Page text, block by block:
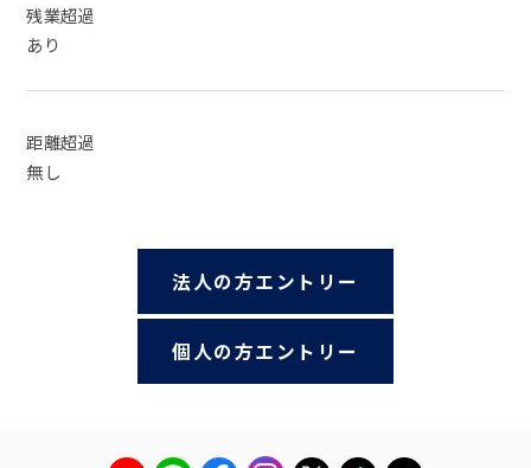
残業超過
あり
距離超過
無し
法人の方エントリー
個人の方エントリー